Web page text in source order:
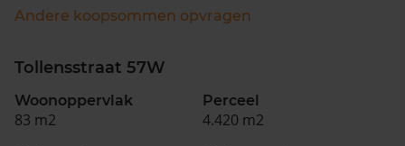
Andere koopsommen opvragen
Tollensstraat 57W
Woonoppervlak
83 m2
Perceel
4.420 m2